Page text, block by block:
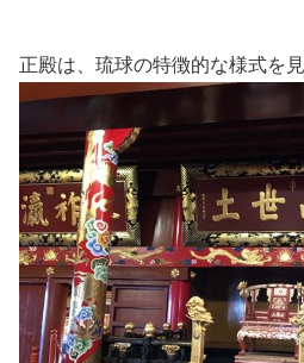
正殿は、琉球の特徴的な様式を